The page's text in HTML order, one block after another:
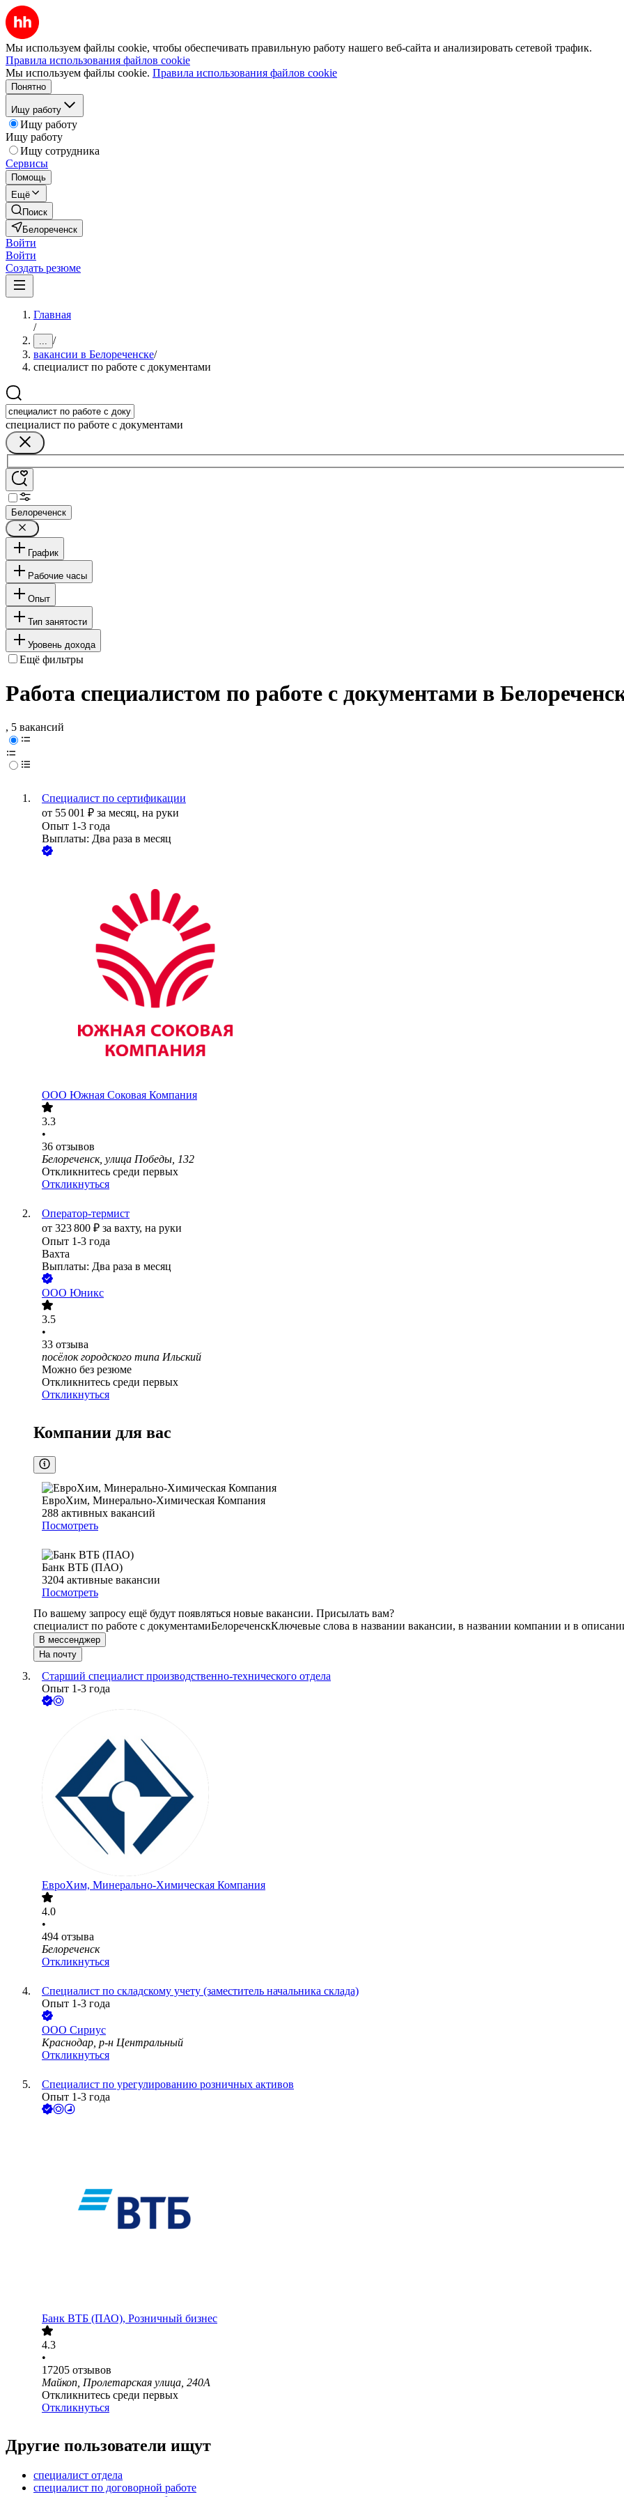
Мы используем файлы cookie, чтобы обеспечивать правильную работу нашего веб-сайта и анализировать сетевой трафик.
Правила использования файлов cookie
Мы используем файлы cookie. Правила использования файлов cookie
Понятно
Ищу работу
Ищу работу
Ищу работу
Ищу сотрудника
Сервисы
Помощь
Ещё
Поиск
Белореченск
Войти
Войти
Создать резюме
Главная
/
... /
вакансии в Белореченске/
специалист по работе с документами
специалист по работе с документами
Белореченск
График
Рабочие часы
Опыт
Тип занятости
Уровень дохода
Ещё фильтры
Работа специалистом по работе с документами в
, 5 вакансий
Специалист по сертификации
от 55 001 ₽ за месяц, на руки
Опыт 1-3 года
Выплаты: Два раза в месяц
ООО Южная Соковая Компания
3.3
•
36 отзывов
Белореченск, улица Победы, 132
Откликнитесь среди первых
Откликнуться
Оператор-термист
от 323 800 ₽ за вахту, на руки
Опыт 1-3 года
Вахта
Выплаты: Два раза в месяц
ООО Юникс
3.5
•
33 отзыва
посёлок городского типа Ильский
Можно без резюме
Откликнитесь среди первых
Откликнуться
Компании для вас
ЕвроХим, Минерально-Химическая Компания
288 активных вакансий
Посмотреть
Банк ВТБ (ПАО)
3204 активные вакансии
Посмотреть
По вашему запросу ещё будут появляться новые вакансии. Присылать вам?
специалист по работе с документамиБелореченскКлючевые слова в названии вакансии, в названии компании и в
В мессенджер
На почту
Старший специалист производственно-технического отдела
Опыт 1-3 года
ЕвроХим, Минерально-Химическая Компания
4.0
•
494 отзыва
Белореченск
Откликнуться
Специалист по складскому учету (заместитель начальника склада)
Опыт 1-3 года
ООО Сириус
Краснодар, р-н Центральный
Откликнуться
Специалист по урегулированию розничных активов
Опыт 1-3 года
Банк ВТБ (ПАО), Розничный бизнес
4.3
•
17205 отзывов
Майкоп, Пролетарская улица, 240А
Откликнитесь среди первых
Откликнуться
Другие пользователи ищут
специалист отдела
специалист по договорной работе